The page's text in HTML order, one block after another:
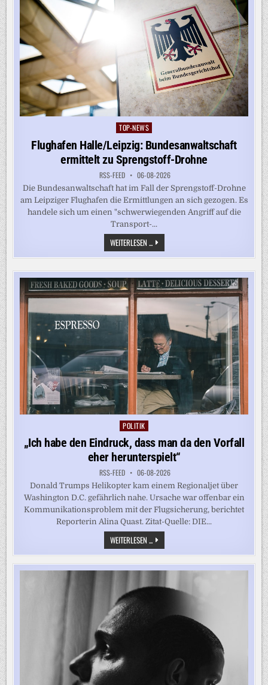
Posted
in
TOP-NEWS
Flughafen Halle/Leipzig: Bundesanwaltschaft
ermittelt zu Sprengstoff-Drohne
RSS-FEED 06-08-2026
Die Bundesanwaltschaft hat im Fall der Sprengstoff-Drohne
am Leipziger Flughafen die Ermittlungen an sich gezogen. Es
handele sich um einen "schwerwiegenden Angriff auf die
Transport-...
WEITERLESEN ... FLUGHAFEN
HALLE/LEIPZIG:
BUNDESANWALTSCHAFT
ZU
SPRENGSTOFF-
DROHNE
Posted
in
POLITIK
„Ich habe den Eindruck, dass man da den Vorfall
eher herunterspielt“
RSS-FEED 06-08-2026
Donald Trumps Helikopter kam einem Regionaljet über
Washington D.C. gefährlich nahe. Ursache war offenbar ein
Kommunikationsproblem mit der Flugsicherung, berichtet
Reporterin Alina Quast. Zitat-Quelle: DIE...
WEITERLESEN ... „ICH
HABE
DEN
EINDRUCK,
DASS
DA
HERUNTERSPIELT“